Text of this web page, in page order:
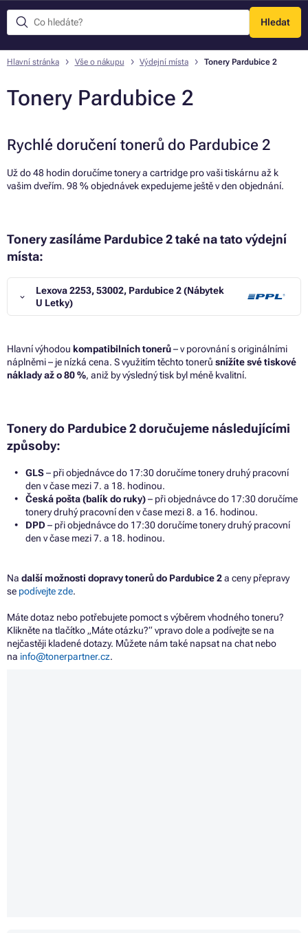
Hledat
Menu
Hlavní stránka Vše o nákupu Výdejní místa Tonery Pardubice 2
Tonery Pardubice 2
Rychlé doručení tonerů do Pardubice 2
Už do 48 hodin doručíme tonery a cartridge pro vaši tiskárnu až k
vašim dveřím. 98 % objednávek expedujeme ještě v den objednání.
Tonery zasíláme Pardubice 2 také na tato výdejní
místa:
Lexova 2253, 53002, Pardubice 2 (Nábytek
U Letky)
Hlavní výhodou kompatibilních tonerů– v porovnání s originálními
náplněmi – je nízká cena. S využitím těchto tonerů snížíte své tiskové
náklady až o 80 %, aniž by výsledný tisk byl méně kvalitní.
Tonery do Pardubice 2 doručujeme následujícími
způsoby:
GLS– při objednávce do 17:30 doručíme tonery druhý pracovní
den v čase mezi 7. a 18. hodinou.
Česká pošta (balík do ruky)– při objednávce do 17:30 doručíme
tonery druhý pracovní den v čase mezi 8. a 16. hodinou.
DPD – při objednávce do 17:30 doručíme tonery druhý pracovní
den v čase mezi 7. a 18. hodinou.
Na další možnosti dopravy tonerů do Pardubice 2a ceny přepravy
se podívejte zde.
Máte dotaz nebo potřebujete pomoct s výběrem vhodného toneru?
Klikněte na tlačítko „Máte otázku?“ vpravo dole a podívejte se na
nejčastěji kladené dotazy. Můžete nám také napsat na chat nebo
na info@tonerpartner.cz.